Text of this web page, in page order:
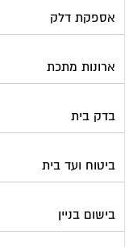
אספקת דלק
ארונות מתכת
בדק בית
ביטוח ועד בית
בישום בניין